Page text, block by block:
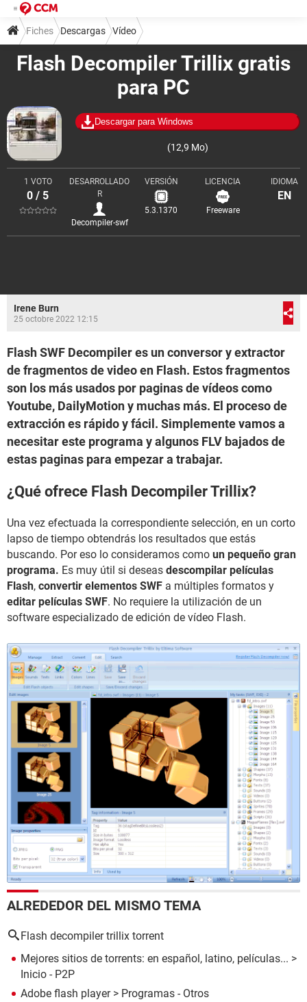
Flash Decompiler Trillix gratis
para PC
Descargar para Windows
(12,9 Mo)
1 VOTO
0 / 5
DESARROLLADO
R
Decompiler-swf
VERSIÓN
5.3.1370
LICENCIA
Freeware
IDIOMA
EN
Fiches Descargas Vídeo
Irene Burn
25 octobre 2022 12:15
Flash SWF Decompiler es un conversor y extractor
de fragmentos de video en Flash. Estos fragmentos
son los más usados por paginas de vídeos como
Youtube, DailyMotion y muchas más. El proceso de
extracción es rápido y fácil. Simplemente vamos a
necesitar este programa y algunos FLV bajados de
estas paginas para empezar a trabajar.
¿Qué ofrece Flash Decompiler Trillix?
Una vez efectuada la correspondiente selección, en un corto
lapso de tiempo obtendrás los resultados que estás
buscando. Por eso lo consideramos como un pequeño gran
programa. Es muy útil si deseas descompilar películas
Flash, convertir elementos SWF a múltiples formatos y
editar películas SWF. No requiere la utilización de un
software especializado de edición de vídeo Flash.
ALREDEDOR DEL MISMO TEMA
Flash decompiler trillix torrent
Mejores sitios de torrents: en español, latino, películas... >
Inicio - P2P
Adobe flash player> Programas - Otros